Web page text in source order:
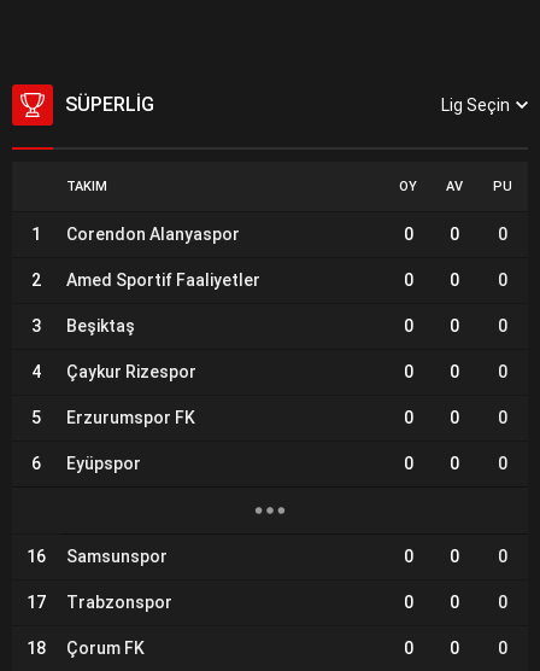
SÜPERLIG Lig Seçin
TAKIM OY AV PU
1 Corendon Alanyaspor 0 0 0
2 Amed Sportif Faaliyetler 0 0 0
3 Beşiktaş 0 0 0
4 Çaykur Rizespor 0 0 0
5 Erzurumspor FK 0 0 0
6 Eyüpspor 0 0 0
16 Samsunspor 0 0 0
17 Trabzonspor 0 0 0
18 Çorum FK 0 0
0